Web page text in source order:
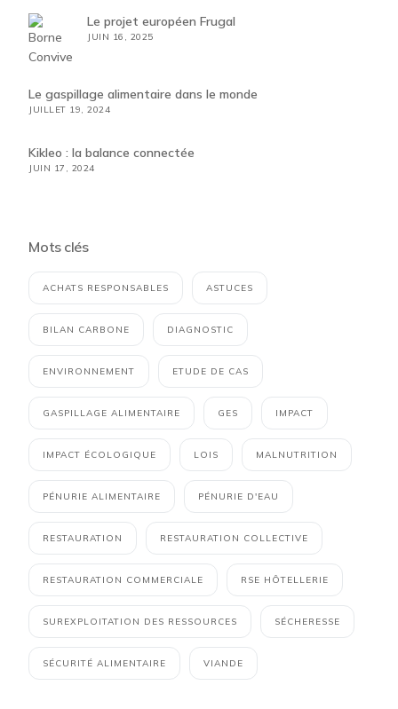
Le projet européen Frugal
JUIN 16, 2025
Le gaspillage alimentaire dans le monde
JUILLET 19, 2024
Kikleo : la balance connectée
JUIN 17, 2024
Mots clés
ACHATS RESPONSABLES ASTUCES
BILAN CARBONE DIAGNOSTIC
ENVIRONNEMENT ETUDE DE CAS
GASPILLAGE ALIMENTAIRE GES IMPACT
IMPACT ÉCOLOGIQUE LOIS MALNUTRITION
PÉNURIE ALIMENTAIRE PÉNURIE D'EAU
RESTAURATION RESTAURATION COLLECTIVE
RESTAURATION COMMERCIALE RSE HÔTELLERIE
SUREXPLOITATION DES RESSOURCES SÉCHERESSE
SÉCURITÉ ALIMENTAIRE VIANDE